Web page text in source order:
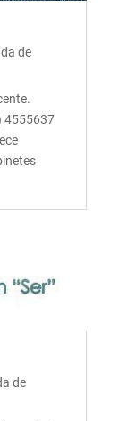
de
4555637
de